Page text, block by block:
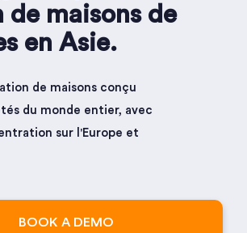
de maisons de
en Asie.
de maisons conçu
du monde entier, avec
sur l'Europe et
BOOK A DEMO